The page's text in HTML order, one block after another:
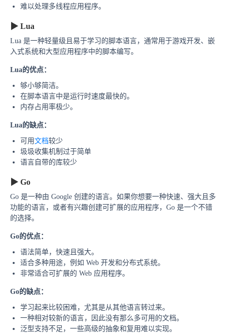
难以处理多线程应用程序。
▶ Lua
Lua 是一种轻量级且易于学习的脚本语言，通常用于游戏开发、嵌
入式系统和大型应用程序中的脚本编写。
Lua的优点：
够小够简洁。
在脚本语言中是运行时速度最快的。
内存占用率极少。
Lua的缺点：
可用文档较少
圾圾收集机制过于简单
语言自带的库较少
▶ Go
Go 是一种由 Google 创建的语言。如果你想要一种快速、强大且多
功能的语言，或者有兴趣创建可扩展的应用程序，Go 是一个不错
的选择。
Go的优点：
语法简单，快速且强大。
适合多种用途，例如 Web 开发和分布式系统。
非常适合可扩展的 Web 应用程序。
Go的缺点：
学习起来比较困难，尤其是从其他语言转过来。
一种相对较新的语言，因此没有那么多可用的文档。
泛型支持不足，一些高级的抽象和复用难以实现。